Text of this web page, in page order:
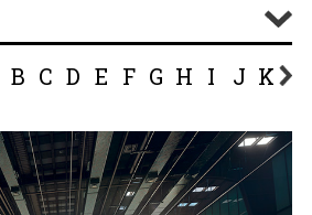
B C D E F G H I J K L